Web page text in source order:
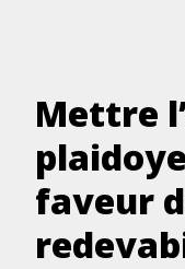
Mettre
faveur